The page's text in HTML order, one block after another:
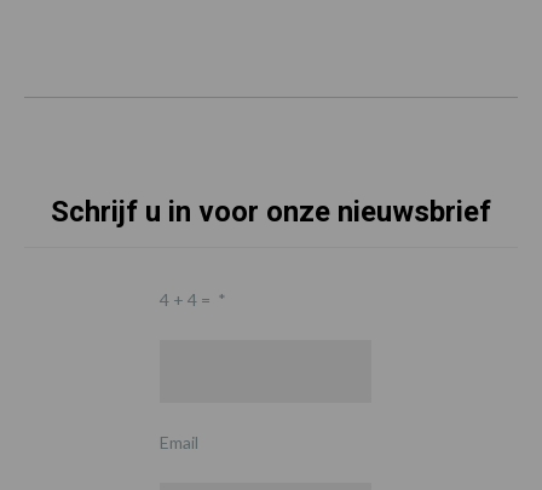
Schrijf u in voor onze nieuwsbrief
4 + 4 = *
Email